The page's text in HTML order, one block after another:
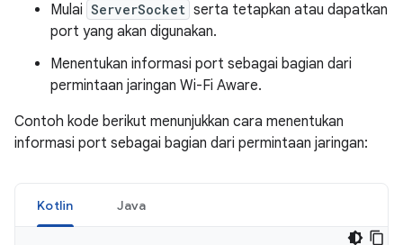
Mulai ServerSocket serta tetapkan atau dapatkan
port yang akan digunakan.
Menentukan informasi port sebagai bagian dari
permintaan jaringan Wi-Fi Aware.
Contoh kode berikut menunjukkan cara menentukan
informasi port sebagai bagian dari permintaan jaringan:
Kotlin Java